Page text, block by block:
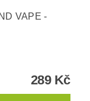
VAPE -
289 Kč